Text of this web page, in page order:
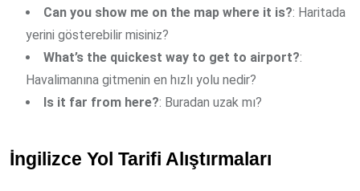
Can you show me on the map where it is?: Haritada
yerini gösterebilir misiniz?
What’s the quickest way to get to airport?:
Havalimanına gitmenin en hızlı yolu nedir?
Is it far from here?: Buradan uzak mı?
İngilizce Yol Tarifi Alıştırmaları